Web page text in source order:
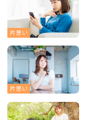
片思い
片思い